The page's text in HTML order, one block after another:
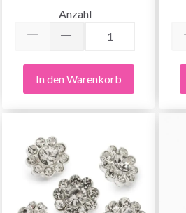
Anzahl
In den Warenkorb